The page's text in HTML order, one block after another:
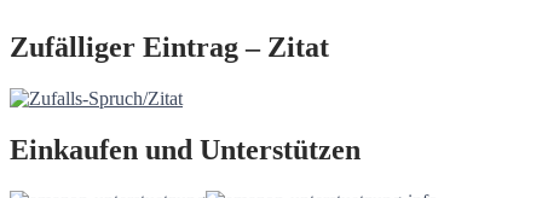
Zufälliger Eintrag – Zitat
Einkaufen und Unterstützen